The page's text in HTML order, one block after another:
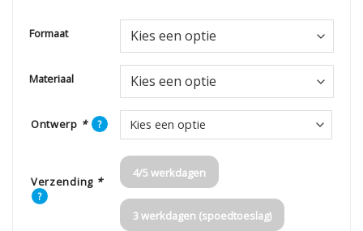
Formaat
Materiaal
Ontwerp * ?
Verzending *
?
4/5 werkdagen
3 werkdagen (spoedtoeslag)